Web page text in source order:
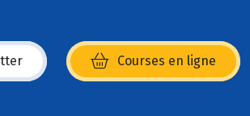
Courses en ligne
nouvelle fenêtre)